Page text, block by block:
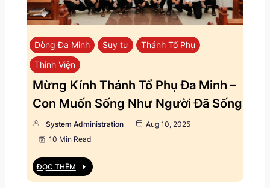
Dòng Đa Minh Suy tư
Thánh Tổ Phụ
Thỉnh Viện
Mừng Kính Thánh Tổ Phụ Đa Minh –
Con Muốn Sống Như Người Đã Sống
System Administration
Aug 10, 2025
10 Min Read
ĐỌC THÊM